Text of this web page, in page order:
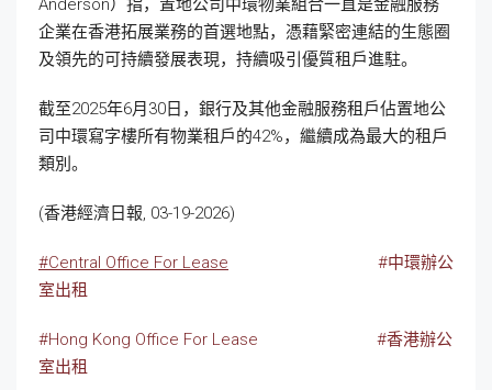
Anderson）指，置地公司中環物業組合一直是金融服務
企業在香港拓展業務的首選地點，憑藉緊密連結的生態圈
及領先的可持續發展表現，持續吸引優質租戶進駐。
截至2025年6月30日，銀行及其他金融服務租戶佔置地公
司中環寫字樓所有物業租戶的42%，繼續成為最大的租戶
類別。
(香港經濟日報, 03-19-2026)
#Central Office For Lease
#中環辦公
室出租
#Hong Kong Office For Lease
#香港辦公
室出租